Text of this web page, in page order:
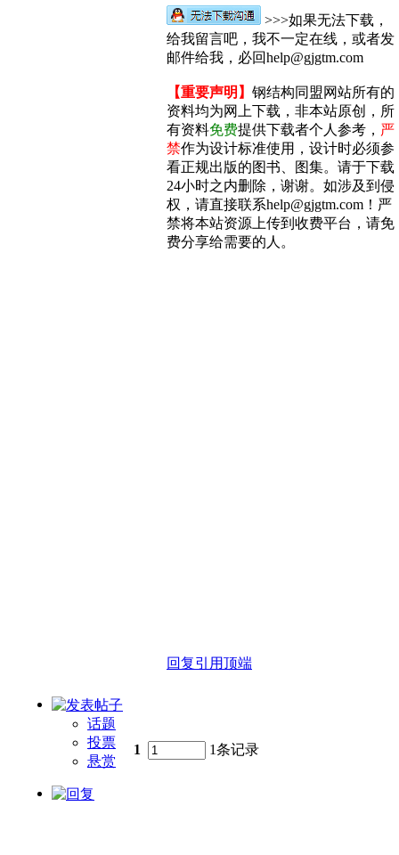
>>>如果无法下载，
给我留言吧，我不一定在线，或者发
邮件给我，必回help@gjgtm.com
【重要声明】 钢结构同盟网站所有的
资料均为网上下载，非本站原创，所
有资料免费提供下载者个人参考， 严
禁作为设计标准使用，设计时必须参
看正规出版的图书、图集。请于下载
24小时之内删除，谢谢。如涉及到侵
权，请直接联系help@gjgtm.com！严
禁将本站资源上传到收费平台，请免
费分享给需要的人。
回复引用顶端
话题
投票
悬赏
1 1条记录